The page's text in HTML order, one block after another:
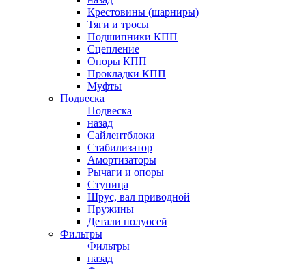
Крестовины (шарниры)
Тяги и тросы
Подшипники КПП
Сцепление
Опоры КПП
Прокладки КПП
Муфты
Подвеска
Подвеска
назад
Сайлентблоки
Стабилизатор
Амортизаторы
Рычаги и опоры
Ступица
Шрус, вал приводной
Пружины
Детали полуосей
Фильтры
Фильтры
назад